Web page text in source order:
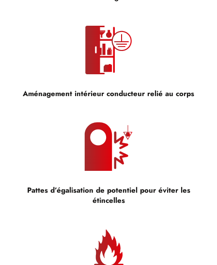
Aménagement intérieur conducteur relié au corps
Pattes d’égalisation de potentiel pour éviter les
étincelles